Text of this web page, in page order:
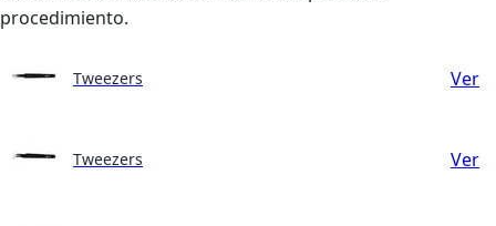
procedimiento.
Tweezers Ver
Tweezers Ver